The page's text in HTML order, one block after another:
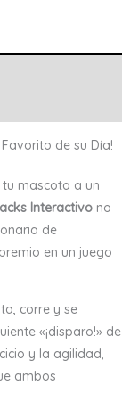
de su Día!
mascota a un
Interactivo no
de
en un juego
corre y se
«¡disparo!» de
y la agilidad,
ambos